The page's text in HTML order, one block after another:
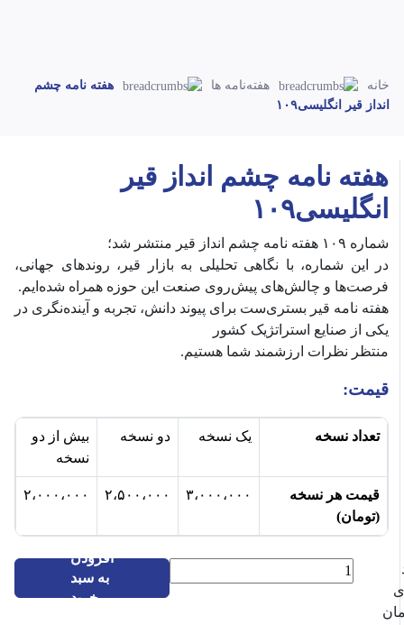
خانه هفته‌نامه ها
هفته نامه چشم
انداز قیر انگلیسی۱۰۹
هفته نامه چشم انداز قیر
انگلیسی۱۰۹
شماره ۱۰۹ هفته نامه چشم انداز قیر منتشر شد؛
‎در این شماره، با نگاهی تحلیلی به بازار قیر، روندهای جهانی،
فرصت‌ها و چالش‌های پیش‌روی صنعت این حوزه همراه شده‌ایم.
‎هفته نامه قیر بستری‌ست برای پیوند دانش، تجربه و آینده‌نگری در
یکی از صنایع استراتژیک کشور
قیمت:
تعداد نسخه یک نسخه دو نسخه
بیش از دو
نسخه
قیمت هر نسخه
(تومان)
۳،۰۰۰،۰۰۰ ۲،۵۰۰،۰۰۰ ۲،۰۰۰،۰۰۰
هفته
افزودن
به سبد
خرید